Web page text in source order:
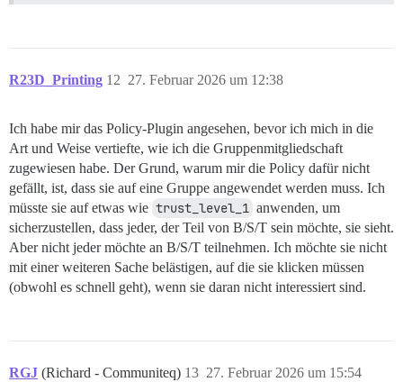
R23D_Printing 27. Februar 2026 um 12:38
12
Ich habe mir das Policy-Plugin angesehen, bevor ich mich in die
Art und Weise vertiefte, wie ich die Gruppenmitgliedschaft
zugewiesen habe. Der Grund, warum mir die Policy dafür nicht
gefällt, ist, dass sie auf eine Gruppe angewendet werden muss. Ich
müsste sie auf etwas wie trust_level_1 anwenden, um
sicherzustellen, dass jeder, der Teil von B/S/T sein möchte, sie sieht.
Aber nicht jeder möchte an B/S/T teilnehmen. Ich möchte sie nicht
mit einer weiteren Sache belästigen, auf die sie klicken müssen
(obwohl es schnell geht), wenn sie daran nicht interessiert sind.
RGJ (Richard - Communiteq) 27. Februar 2026 um 15:54
13